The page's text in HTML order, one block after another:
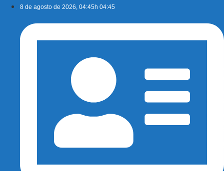
conteúdo
8 de agosto de 2026, 04:45h 04:45